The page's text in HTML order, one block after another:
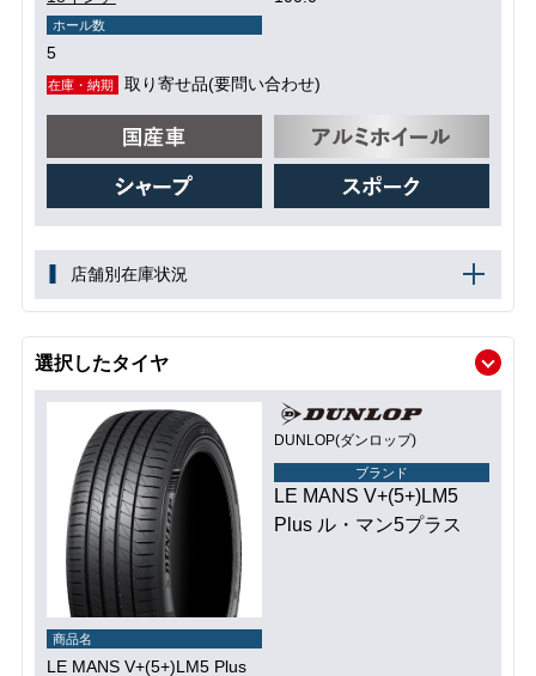
ホール数
5
在庫・納期 取り寄せ品(要問い合わせ)
店舗別在庫状況
選択したタイヤ
DUNLOP(ダンロップ)
ブランド
LE MANS V+(5+)LM5
Plus ル・マン5プラス
商品名
LE MANS V+(5+)LM5 Plus